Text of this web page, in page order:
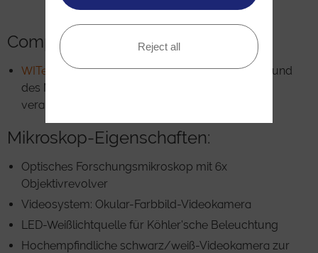
Computer-Schnittstelle:
WITec Software Suitezur Kontrolle des Gerätes und
des Messvorgangs, für Datenauswertung und -
verarbeitung
Mikroskop-Eigenschaften:
Optisches Forschungsmikroskop mit 6x
Objektivrevolver
Videosystem: Okular-Farbbild-Videokamera
LED-Weißlichtquelle für Köhler'sche Beleuchtung
Hochempfindliche schwarz/weiß-Videokamera zur
Reject all